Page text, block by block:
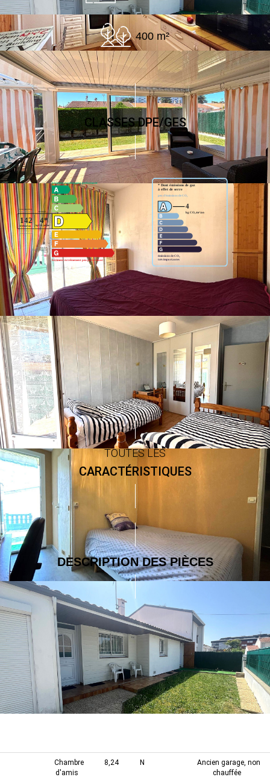
400 m²
CLASSES DPE/GES
Montant estimé des dépenses annuelles d'énergie pour un usage
standard entre 1080€ et 1462€. Pour la date de référence
01/07/2022.
Ce bien est soumis à un diagnostic ERP (État des
Risques et Pollutions). Pour en savoir plus, rendez-vous
surhttps://www.georisques.gouv.fr/
TOUTES LES
CARACTÉRISTIQUES
DESCRIPTION DES PIÈCES
Niveau Pièce m2 Exp. Commentaires
0 Entrée 3,44
Séjour 32,84
Cheminée, sur
pergola
Cuisine 9,22 N
semi ouverte,
équipée/meublée
Chambre
d'amis
8,24 N
Ancien garage, non
chauffée